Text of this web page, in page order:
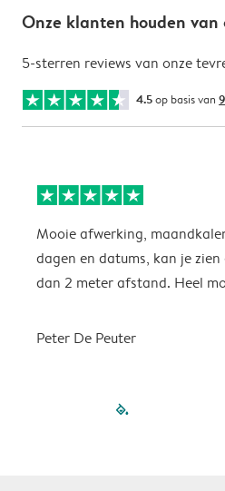
Onze klanten houden
5-sterren reviews van onze
4.5op basis van
Mooie afwerking,
dagen en datums, kan je
dan 2 meter afstand. Heel
Peter De Peuter
filled-